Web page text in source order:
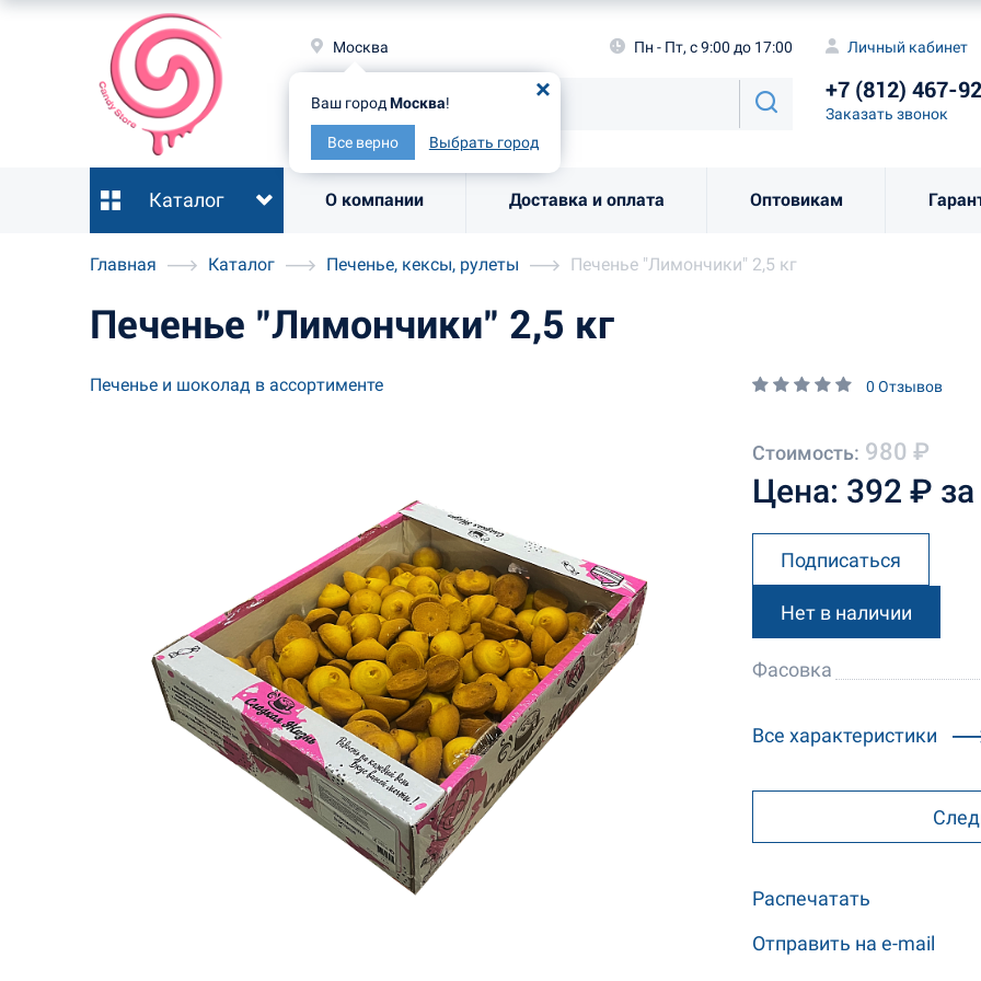
Москва
Ваш город Москва!
Все верно Выбрать город
Пн - Пт, с 9:00 до 17:00 Личный кабинет
+7 (812) 467-
Заказать звонок
Каталог О компании Доставка и оплата Оптовикам
Ваш городМосква
Все верно
Заказать
Главная Каталог Печенье, кексы, рулеты Печенье "Лимончики" 2,5 кг
Печенье "Лимончики" 2,5 кг
Печенье и шоколад в ассортименте 0 Отзывов
Стоимость: 980 ₽
Цена: 392 ₽ за
Подписаться
Нет в наличии
Фасовка
Все характеристики
Распечатать
Отправить на e-mail